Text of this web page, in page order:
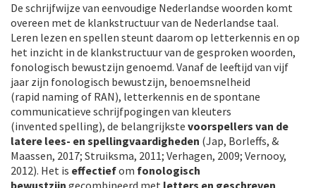
De schrijfwijze van eenvoudige Nederlandse woorden komt
overeen met de klankstructuur van de Nederlandse taal.
Leren lezen en spellen steunt daarom op letterkennis en op
het inzicht in de klankstructuur van de gesproken woorden,
fonologisch bewustzijn genoemd. Vanaf de leeftijd van vijf
jaar zijn fonologisch bewustzijn, benoemsnelheid
(rapid naming of RAN), letterkennis en de spontane
communicatieve schrijfpogingen van kleuters
(invented spelling), de belangrijkste voorspellers van de
latere lees- en spellingvaardigheden (Jap, Borleffs, &
Maassen, 2017; Struiksma, 2011; Verhagen, 2009; Vernooy,
2012). Het is effectiefom fonologisch
bewustzijn gecombineerd met letters en geschreven